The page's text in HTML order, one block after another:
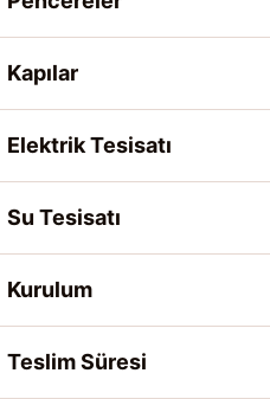
Kapılar
Elektrik Tesisatı
Su Tesisatı
Kurulum
Teslim Süresi